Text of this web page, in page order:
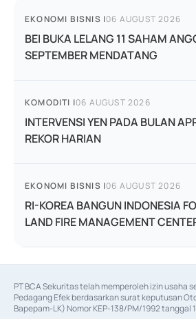
EKONOMI BISNIS |06 AUGUST 2026
BEI BUKA LELANG 11 SAHAM
SEPTEMBER MENDATANG
KOMODITI |06 AUGUST 2026
INTERVENSI YEN PADA BULAN
REKOR HARIAN
EKONOMI BISNIS |06 AUGUST 2026
RI-KOREA BANGUN INDONESIA
LAND FIRE MANAGEMENT
PT BCA Sekuritas telah memperoleh izin usaha
Pedagang Efek berdasarkan surat keputusan
Bapepam-LK) Nomor KEP-138/PM/1992 tanggal